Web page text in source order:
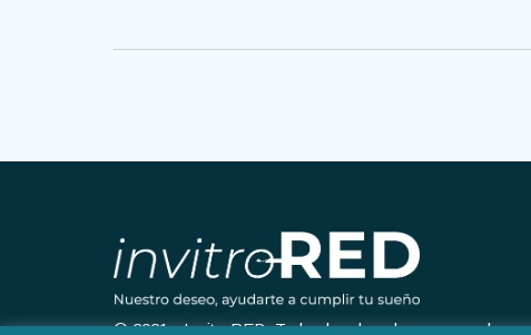
© 2021 - InvitroRED. Todos los derechos reservados